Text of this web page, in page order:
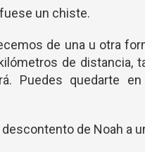
un chiste.
de una u otra
de distancia,
Puedes quedarte
de Noah a